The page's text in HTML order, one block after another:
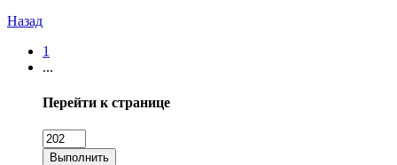
Назад
1
...
Перейти к странице
Выполнить